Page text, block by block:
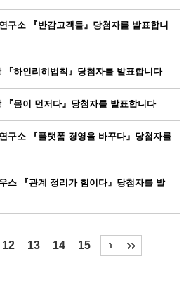
구소 『반감고객들』당첨자를 발표합니
『하인리히법칙』당첨자를 발표합니다
『몸이 먼저다』당첨자를 발표합니다
구소 『플랫폼 경영을 바꾸다』당첨자를
스 『관계 정리가 힘이다』당첨자를 발
12 13 14 15